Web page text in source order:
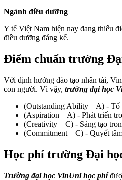
Ngành điều dưỡng
Y tế Việt Nam hiện nay đang thiếu
điều dưỡng đáng kể.
Điểm chuẩn trường
Với định hướng đào tạo nhân tài,
con người. Vì vậy, trường đại học
(Outstanding Ability – A) - Tố
(Aspiration – A) - Phát triển
(Creativity – C) - Sáng tạo
(Commitment – C) - Quyết
Học phí trường Đại
Trường đại học VinUni học phí